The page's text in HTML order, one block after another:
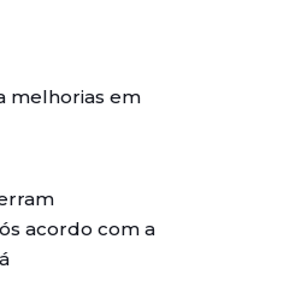
melhorias em
acordo com a